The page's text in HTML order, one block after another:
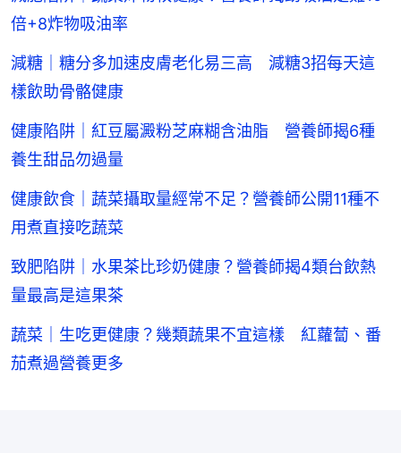
倍+8炸物吸油率
減糖｜糖分多加速皮膚老化易三高 減糖3招每天這
樣飲助骨骼健康
健康陷阱｜紅豆屬澱粉芝麻糊含油脂 營養師揭6種
養生甜品勿過量
健康飲食｜蔬菜攝取量經常不足？營養師公開11種不
用煮直接吃蔬菜
致肥陷阱｜水果茶比珍奶健康？營養師揭4類台飲熱
量最高是這果茶
蔬菜｜生吃更健康？幾類蔬果不宜這樣 紅蘿蔔、番
茄煮過營養更多